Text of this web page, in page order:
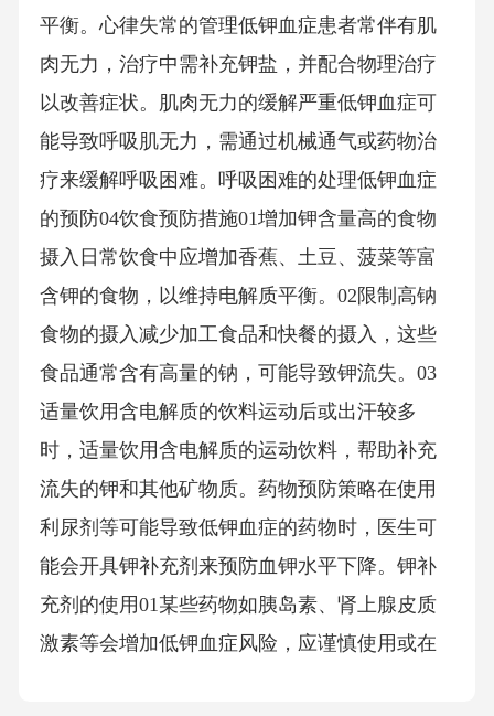
平衡。心律失常的管理低钾血症患者常伴有肌
肉无力，治疗中需补充钾盐，并配合物理治疗
以改善症状。肌肉无力的缓解严重低钾血症可
能导致呼吸肌无力，需通过机械通气或药物治
疗来缓解呼吸困难。呼吸困难的处理低钾血症
的预防04饮食预防措施01增加钾含量高的食物
摄入日常饮食中应增加香蕉、土豆、菠菜等富
含钾的食物，以维持电解质平衡。02限制高钠
食物的摄入减少加工食品和快餐的摄入，这些
食品通常含有高量的钠，可能导致钾流失。03
适量饮用含电解质的饮料运动后或出汗较多
时，适量饮用含电解质的运动饮料，帮助补充
流失的钾和其他矿物质。药物预防策略在使用
利尿剂等可能导致低钾血症的药物时，医生可
能会开具钾补充剂来预防血钾水平下降。钾补
充剂的使用01某些药物如胰岛素、肾上腺皮质
激素等会增加低钾血症风险，应谨慎使用或在